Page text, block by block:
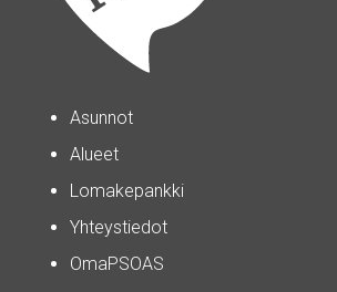
Asunnot
Alueet
Lomakepankki
Yhteystiedot
OmaPSOAS